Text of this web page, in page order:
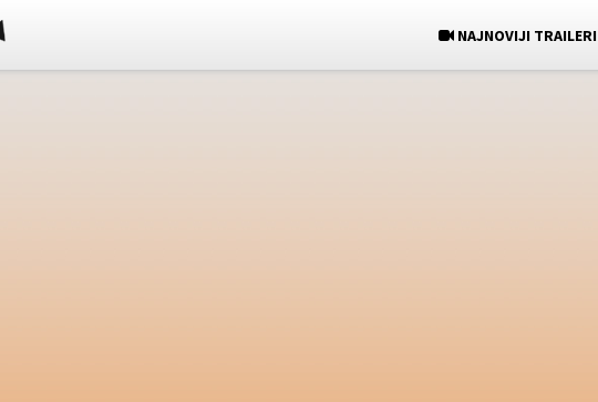
NAJNOVIJI TRAILERI